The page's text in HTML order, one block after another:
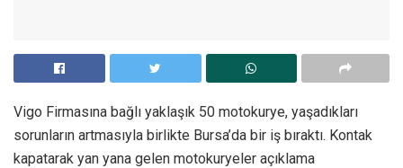
Vigo Firmasına bağlı yaklaşık 50 motokurye, yaşadıkları
sorunların artmasıyla birlikte Bursa’da bir iş bıraktı. Kontak
kapatarak yan yana gelen motokuryeler açıklama